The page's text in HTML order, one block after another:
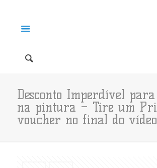
Desconto Imperdível
na pintura – Tire um
voucher no final do vídeo